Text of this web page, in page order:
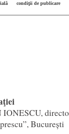
condiţii de publicare
București